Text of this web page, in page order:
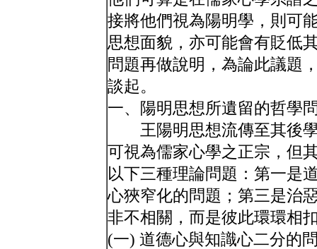
接將他們視為陽明學，則可
思想面貌，亦可能會有貶低
問題再做說明，為論此議題
談起。
一、陽明思想所遺留的哲學
王陽明思想流傳至其後學
可視為儒家心學之正宗，但
以下三種理論問題：第一是
心狹窄化的問題；第三是治
非不相關，而是彼此環環相
(一) 道德心與知識心二分的